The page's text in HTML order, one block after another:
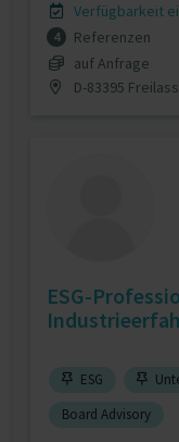
Verfügbarkeit
4
Referenzen
auf Anfrage
D-83395
ESG-
ESG
Board Advisory